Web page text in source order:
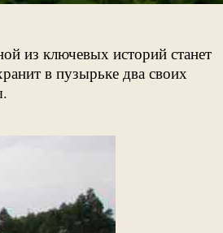
из ключевых историй станет
в пузырьке два своих